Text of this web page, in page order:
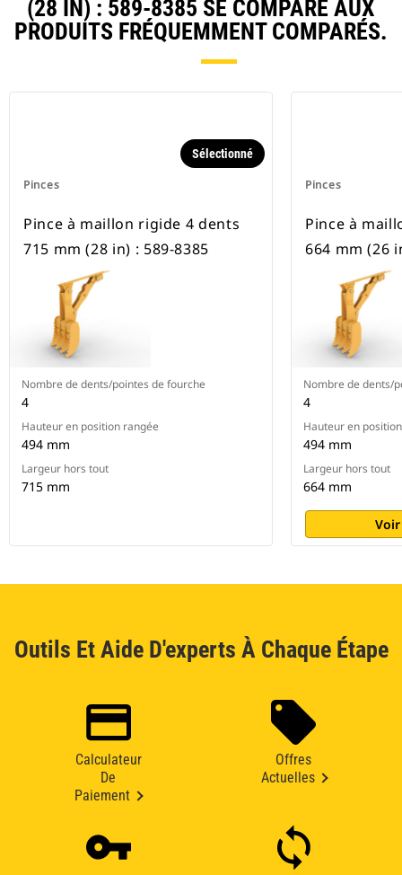
(28 IN) : 589-8385 SE COMPARE AUX
PRODUITS FRÉQUEMMENT COMPARÉS.
Pinces
Sélectionné
Pince à maillon rigide 4 dents
715 mm (28 in) : 589-8385
Nombre de dents/pointes de fourche
4
Hauteur en position rangée
494 mm
Largeur hors tout
715 mm
Pinces
Pince à
664 mm (26
Nombre de dents/
4
Hauteur en
494 mm
Largeur hors tout
664 mm
Outils Et Aide D'experts À Chaque Étape
Calculateur
De
Paiement
Offres
Actuelles